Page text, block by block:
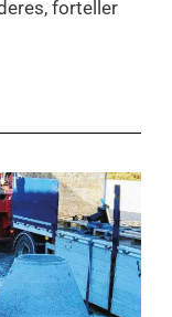
forteller